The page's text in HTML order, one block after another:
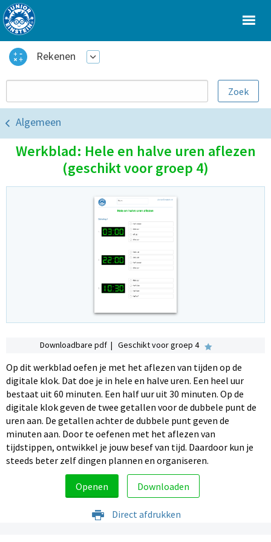
Rekenen
Algemeen
Werkblad: Hele en halve uren aflezen
(geschikt voor groep 4)
Downloadbare pdf | Geschikt voor groep 4
Op dit werkblad oefen je met het aflezen van tijden op de
digitale klok. Dat doe je in hele en halve uren. Een heel uur
bestaat uit 60 minuten. Een half uur uit 30 minuten. Op de
digitale klok geven de twee getallen voor de dubbele punt de
uren aan. De getallen achter de dubbele punt geven de
minuten aan. Door te oefenen met het aflezen van
tijdstippen, ontwikkel je jouw besef van tijd. Daardoor kun je
steeds beter zelf dingen plannen en organiseren.
Openen Downloaden
Direct afdrukken